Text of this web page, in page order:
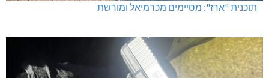
תוכנית "ארז": מסיימים מכרמיאל ומורשת